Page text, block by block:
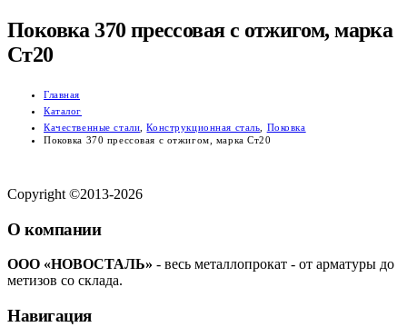
Поковка 370 прессовая с отжигом, марка
Ст20
Главная
Каталог
Качественные стали ,Конструкционная сталь
Поковка
Поковка 370 прессовая с отжигом, марка Ст20
Copyright ©2013-2026
О компании
ООО «НОВОСТАЛЬ» - весь металлопрокат - от арматуры до
метизов со склада.
Навигация